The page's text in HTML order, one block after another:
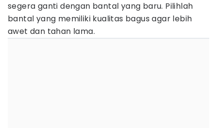
segera ganti dengan bantal yang baru. Pilihlah
bantal yang memiliki kualitas bagus agar lebih
awet dan tahan lama.